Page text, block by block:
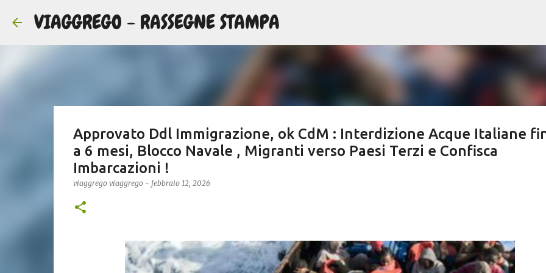
VIAGGREGO - RASSEGNE STAMPA
Approvato Ddl Immigrazione, ok CdM : Interdizione Acque Italiane
a 6 mesi, Blocco Navale , Migranti verso Paesi Terzi e Confisca
Imbarcazioni !
viaggrego viaggrego - febbraio 12, 2026